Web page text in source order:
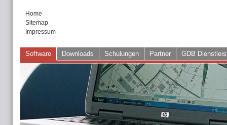
Home
Sitemap
Impressum
Software Downloads Schulungen Partner GDB